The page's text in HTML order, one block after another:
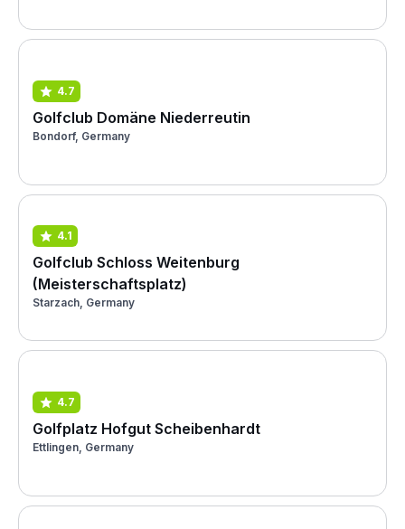
4.7
Golfclub Domäne Niederreutin
Bondorf, Germany
4.1
Golfclub Schloss Weitenburg
(Meisterschaftsplatz)
Starzach, Germany
4.7
Golfplatz Hofgut Scheibenhardt
Ettlingen, Germany